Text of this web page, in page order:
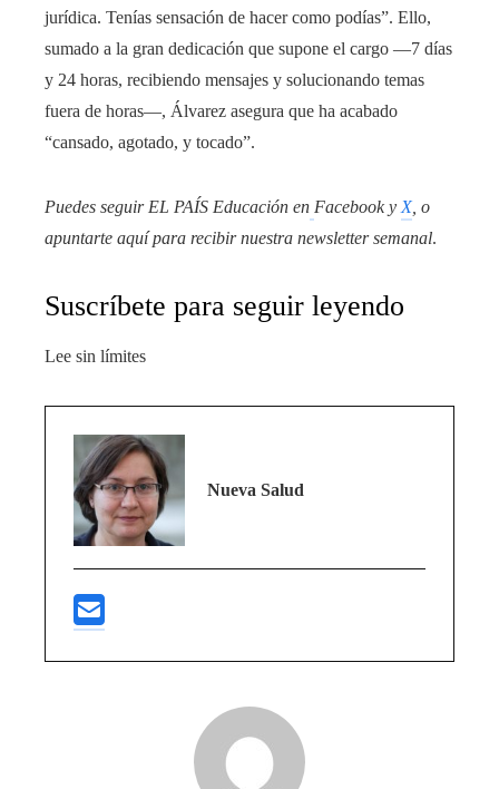
jurídica. Tenías sensación de hacer como podías”. Ello,
sumado a la gran dedicación que supone el cargo —7 días
y 24 horas, recibiendo mensajes y solucionando temas
fuera de horas—, Álvarez asegura que ha acabado
“cansado, agotado, y tocado”.
Puedes seguir EL PAÍS Educación en Facebooky X, o
apuntarte aquí para recibirnuestra newsletter semanal.
Suscríbete para seguir leyendo
Lee sin límites
Nueva Salud